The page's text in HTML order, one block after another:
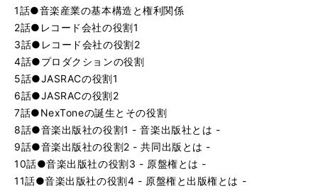
1話●音楽産業の基本構造と権利関係
2話●レコード会社の役割1
3話●レコード会社の役割2
4話●プロダクションの役割
5話●JASRACの役割1
6話●JASRACの役割2
7話●NexToneの誕生とその役割
8話●音楽出版社の役割1 - 音楽出版社とは -
9話●音楽出版社の役割2 - 共同出版とは -
10話●音楽出版社の役割3 - 原盤権とは -
11話●音楽出版社の役割4 - 原盤権と出版権とは -